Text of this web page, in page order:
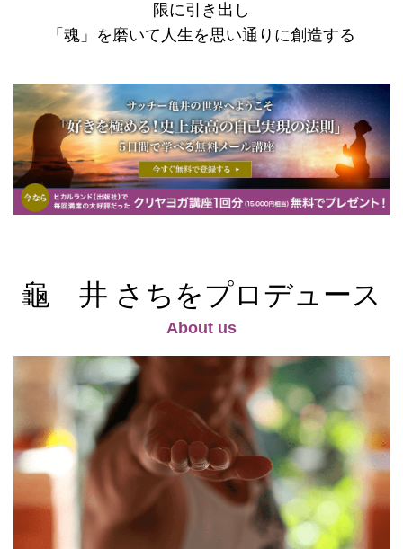
限に引き出し
「魂」を磨いて人生を思い通りに創造する
龜 井 さちをプロデュース
About us